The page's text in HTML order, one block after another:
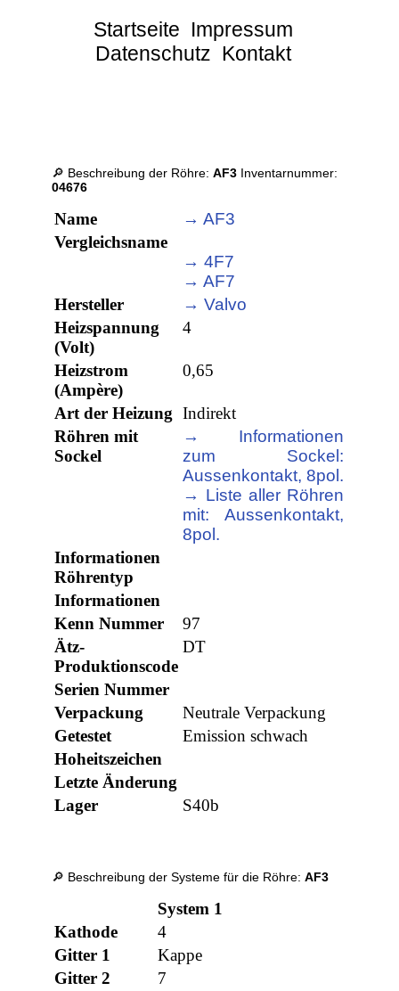
Startseite Impressum
Datenschutz Kontakt
🔎 Beschreibung der Röhre:AF3 Inventarnummer:
04676
Name
→ AF3
Vergleichsname
→ 4F7
→ AF7
Hersteller
→ Valvo
Heizspannung
(Volt)
4
Heizstrom
(Ampère)
0,65
Art der Heizung Indirekt
Röhren mit
Sockel
→ Informationen
zum Sockel:
Aussenkontakt, 8pol.
→ Liste aller Röhren
mit: Aussenkontakt,
8pol.
Informationen
Röhrentyp
Informationen
Kenn Nummer
97
Ätz-
Produktionscode
DT
Serien Nummer
Verpackung
Neutrale Verpackung
Getestet
Emission schwach
Hoheitszeichen
Letzte Änderung
Lager
S40b
🔎 Beschreibung der Systeme für die Röhre:AF3
System 1
Kathode
4
Gitter 1
Kappe
Gitter 2
7